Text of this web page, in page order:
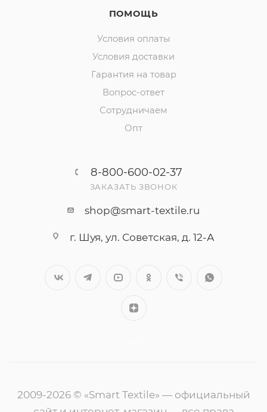
ПОМОЩЬ
Условия оплаты
Условия доставки
Гарантия на товар
Вопрос-ответ
Сотрудничаем
Опт
8-800-600-02-37
ЗАКАЗАТЬ ЗВОНОК
shop@smart-textile.ru
г. Шуя, ул. Советская, д. 12-А
2009-2026 © «Smart Textile» — официальный